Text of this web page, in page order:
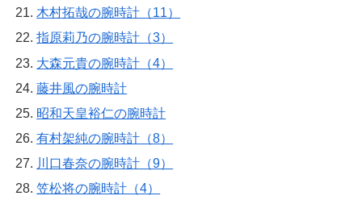
木村拓哉の腕時計（11）
指原莉乃の腕時計（3）
大森元貴の腕時計（4）
藤井風の腕時計
昭和天皇裕仁の腕時計
有村架純の腕時計（8）
川口春奈の腕時計（9）
笠松将の腕時計（4）